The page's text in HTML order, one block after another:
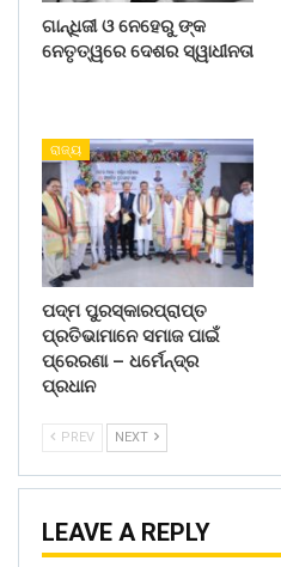
ଗାନ୍ଧିଜୀ ଓ ନେହେରୁ ଙ୍କ
ନେତୃତ୍ୱରେ ଦେଶର ସ୍ୱାଧୀନତା
ରାଜ୍ୟ
ପଦ୍ମ ପୁରସ୍କାରପ୍ରାପ୍ତ
ପ୍ରତିଭାମାନେ ସମାଜ ପାଇଁ
ପ୍ରେରଣା – ଧର୍ମେନ୍ଦ୍ର
ପ୍ରଧାନ
PREV NEXT
LEAVE A REPLY